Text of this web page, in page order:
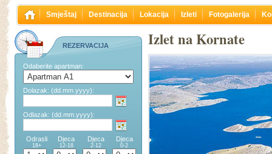
Smještaj Destinacija Lokacija Izleti Fotogalerija
REZERVACIJA
Odaberite apartman:
Dolazak: (dd.mm.yyyy):
Odlazak: (dd.mm.yyyy):
Odrasli
18+
Djeca
12-18
Djeca
2-12
Djeca
0-2
Izlet na Kornate